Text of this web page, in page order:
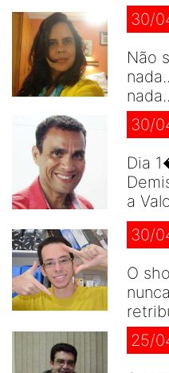
30/
Não
30/
Dia
a
30/
O
25/